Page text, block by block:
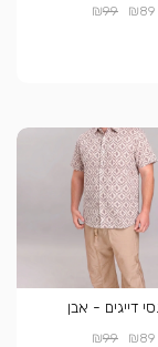
₪89
₪99
דייגים - אבן
₪89
₪99